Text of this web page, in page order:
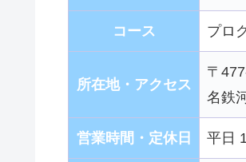
コース プロ
所在地・アクセス
〒
名鉄
営業時間・定休日 平日